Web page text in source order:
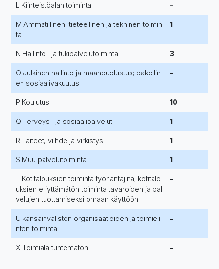
L Kiinteistöalan toiminta -
M Ammatillinen, tieteellinen ja tekninen toimin
ta
1
N Hallinto- ja tukipalvelutoiminta 3
O Julkinen hallinto ja maanpuolustus; pakollin
en sosiaalivakuutus
-
P Koulutus 10
Q Terveys- ja sosiaalipalvelut 1
R Taiteet, viihde ja virkistys 1
S Muu palvelutoiminta 1
T Kotitalouksien toiminta työnantajina; kotitalo
uksien eriyttämätön toiminta tavaroiden ja pal
velujen tuottamiseksi omaan käyttöön
-
U kansainvälisten organisaatioiden ja toimieli
nten toiminta
-
X Toimiala tuntematon -